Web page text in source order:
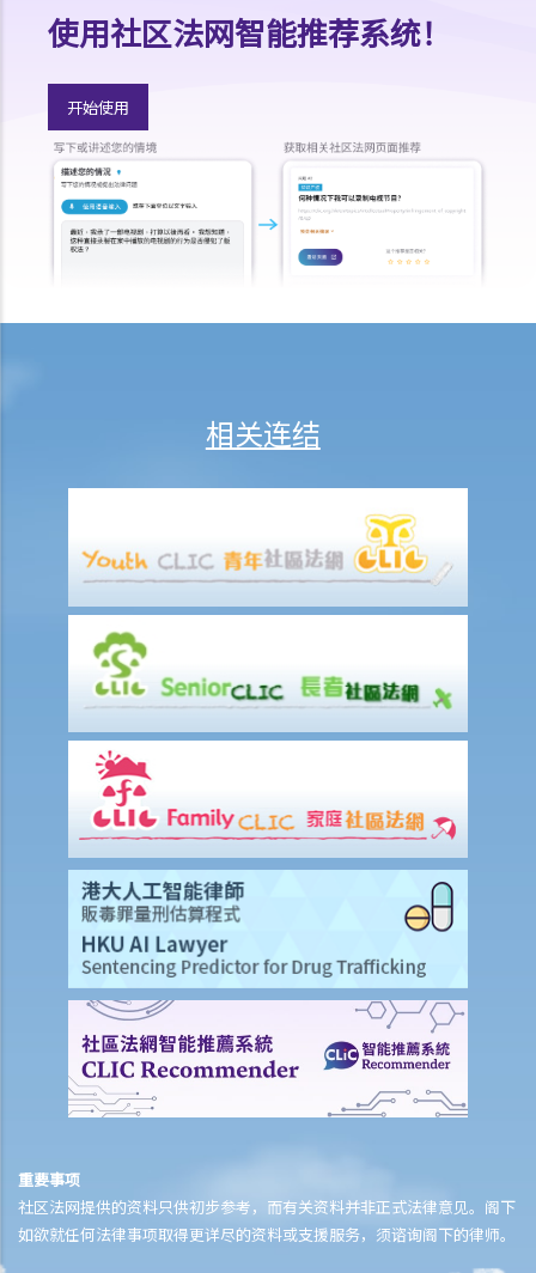
5. 假如我（作为一名雇员）现正面对「不合理解雇」或「不合理地更改
6. 假如我被老板不合理及不合法地解雇，我怎样保障自己的权利？
5. 雇主需要给予终止合约的理由吗？
5. 我签署接受聘用信后，如果在开始上班日期之前打算反口，是否需要
给予通知期或支付代通知金？
3. 雇主是否有法律义务在雇佣关系结束后向雇员提供推荐信？ 他们在草
拟该信的过程中是否有小心谨慎的责任？
4. 终止雇佣合约的通知期可否包括法定的年假或产假？
2. 雇主于何时需要向其雇员支付长期服务金？
积金供款以抵销部分遣散费或长期服务金？
4. 我的雇员辞职及其最后雇佣日期为九月三十日。他有十天未用的年
假。假如他由九月二十一日至三十日连续放十天年假作为他离职前休
假，我应何时向他发放终止合约款项?
D. 假日 / 年假 / 病假 / 产假以及有关的工资缴付
1. 雇员于休息日期间应否享有薪酬？
2. 老板指令我在星期日（惯常之休息日）工作。我可否拒绝他的指令？
3. 我在某日要「候召」，该日算不算是休息日？
4. 我每周从星期一到星期五工作， 星期六和星期日休息。如果法定假期
恰巧是星期六，雇主是否应该给另一天替代假期？
5. 雇员可以自愿在休息日工作吗？
6. 雇员于法定假期期间应否受薪？
7. 我可否以支付补贴工资之形式指令我的员工在法定假期期间工作？
8. 法定的年假和合约给予的年假有什么分别？
9. 假期年、共同假期年、按比例计算的年假是什么？
10. 何時可以放年假？
11. 有什么方式放年假？
12. 已累积但未放的年假应如何处理？
13. 雇员可以以工资代替年假吗？
14. 年假期内适逢休息日或法定假日时该怎么办？
在累积年假的假期年中没有放完该年累积的年假，雇主是否可以取消未
放的年假？
16. 如何计算疾病津贴？我在哪些情况下会获得疾病津贴？
使用社区法网智能推荐系统！
开始使用
相关连结
重要事项
社区法网提供的资料只供初步参考，而有关资料并非正式法律意见。阁下
如欲就任何法律事项取得更详尽的资料或支援服务，须谘询阁下的律师。